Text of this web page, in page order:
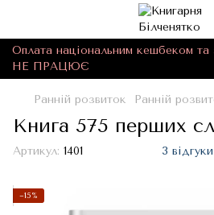
Оплата національним кешбеком та
НЕ ПРАЦЮЄ
Ранній розвиток Ранній
Книга 575 перших
Артикул: 1401 3 відгуки
−15%